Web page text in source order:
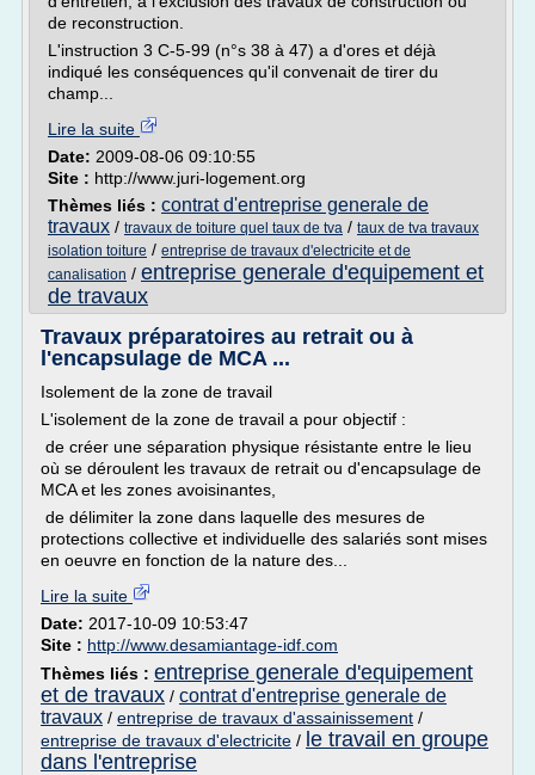
de reconstruction.
L'instruction 3 C-5-99 (n°s 38 à 47) a d'ores et déjà
indiqué les conséquences qu'il convenait de tirer du
champ...
Lire la suite
Date: 2009-08-06 09:10:55
Site : http://www.juri-logement.org
Thèmes liés : contrat d'entreprise generale de
travaux / travaux de toiture quel taux de tva / taux de tva travaux
isolation toiture / entreprise de travaux d'electricite et de
canalisation / entreprise generale d'equipement et
de travaux
Travaux préparatoires au retrait ou à
l'encapsulage de MCA ...
Isolement de la zone de travail
L'isolement de la zone de travail a pour objectif :
de créer une séparation physique résistante entre le lieu
où se déroulent les travaux de retrait ou d'encapsulage de
MCA et les zones avoisinantes,
de délimiter la zone dans laquelle des mesures de
protections collective et individuelle des salariés sont mises
en oeuvre en fonction de la nature des...
Lire la suite
Date: 2017-10-09 10:53:47
Site : http://www.desamiantage-idf.com
Thèmes liés : entreprise generale d'equipement
et de travaux / contrat d'entreprise generale de
travaux / entreprise de travaux d'assainissement /
entreprise de travaux d'electricite / le travail en groupe
dans l'entreprise